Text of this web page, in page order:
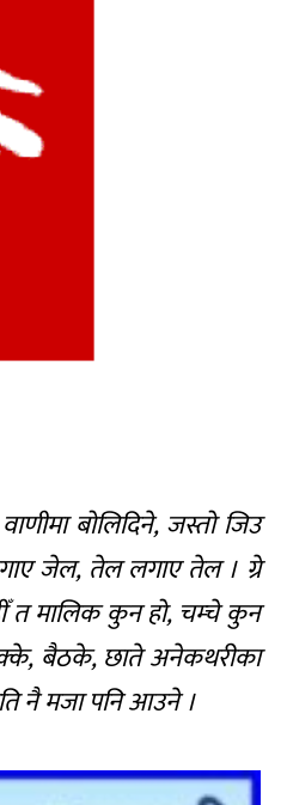
बोलिदिने, जस्तो जिउ
जेल, तेल लगाए तेल । ग्रे
त मालिक कुन हो, चम्चे कुन
बैठके, छाते अनेकथरीका
नै मजा पनि आउने ।